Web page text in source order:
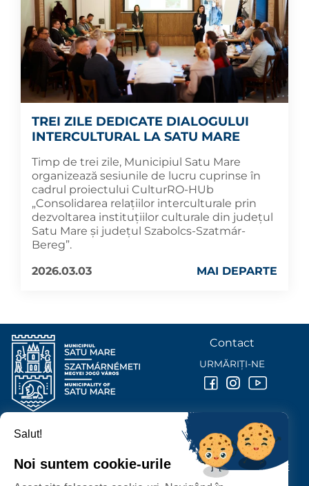
TREI ZILE DEDICATE DIALOGULUI
INTERCULTURAL LA SATU MARE
Timp de trei zile, Municipiul Satu Mare
organizează sesiunile de lucru cuprinse în
cadrul proiectului CulturRO-HUb
„Consolidarea relațiilor interculturale prin
dezvoltarea instituțiilor culturale din județul
Satu Mare și județul Szabolcs-Szatmár-
Bereg”.
2026.03.03
MAI DEPARTE
PRIMĂRIA MUNICIPIULUI
P-ȚA 25 OCTOMBRIE, NR. 1 CORP M, 440026 SATU MARE
Contact
URMĂRIȚI-NE
Salut!
Noi suntem cookie-urile